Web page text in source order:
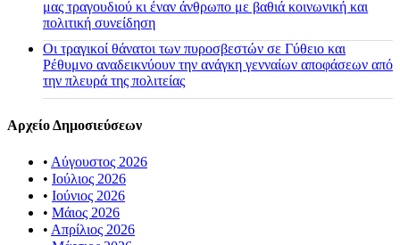
μας τραγουδιού κι έναν άνθρωπο με βαθιά κοινωνική και
πολιτική συνείδηση
Οι τραγικοί θάνατοι των πυροσβεστών σε Γύθειο και
Ρέθυμνο αναδεικνύουν την ανάγκη γενναίων αποφάσεων από
την πλευρά της πολιτείας
Αρχείο Δημοσιεύσεων
• Αύγουστος 2026
• Ιούλιος 2026
• Ιούνιος 2026
• Μάιος 2026
• Απρίλιος 2026